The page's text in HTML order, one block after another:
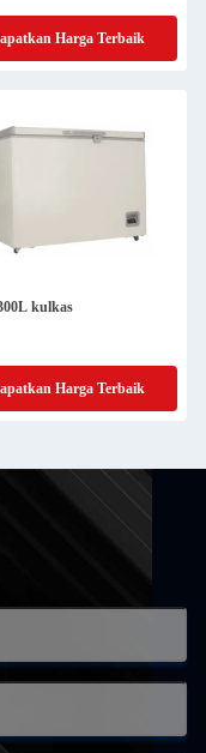
Harga Terbaik
kulkas
Harga Terbaik